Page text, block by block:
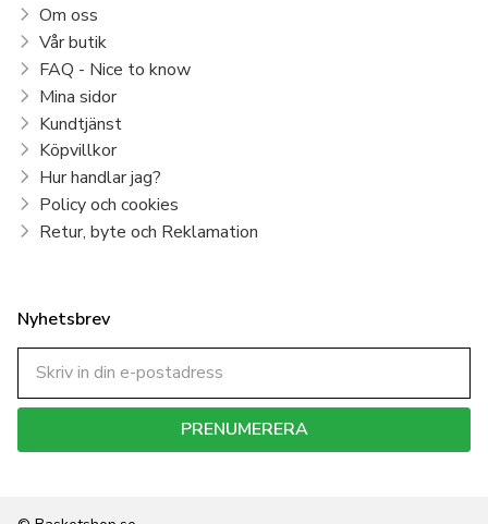
Om oss
Vår butik
FAQ - Nice to know
Mina sidor
Kundtjänst
Köpvillkor
Hur handlar jag?
Policy och cookies
Retur, byte och Reklamation
Nyhetsbrev
PRENUMERERA